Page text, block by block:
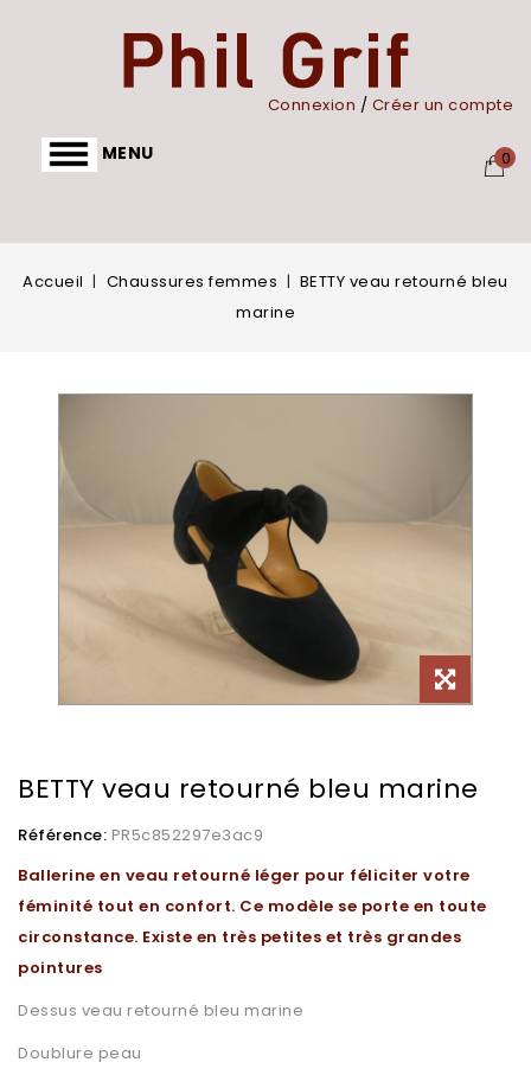
Connexion / Créer un compte
0
MENU
Accueil Chaussures femmes
BETTY veau retourné bleu
marine
BETTY veau retourné bleu marine
Référence: PR5c852297e3ac9
Ballerine en veau retourné léger pour féliciter votre
féminité tout en confort. Ce modèle se porte en toute
circonstance. Existe en très petites et très grandes
pointures
Dessus veau retourné bleu marine
Doublure peau